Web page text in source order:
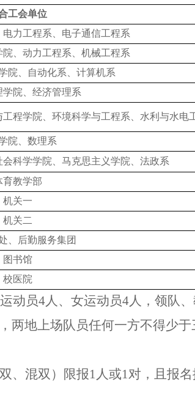
工会单位
力工程系、电子通信工程系
、动力工程系、机械工程系
院、自动化系、计算机系
学院、经济管理系
程学院、环境科学与工程系、水利与水电
院、数理系
科学学院、马克思主义学院、法政系
育教学部
机关一
机关二
、后勤服务集团
图书馆
校医院
动员4人、女运动员4人，领队
两地上场队员任何一方不得少于
、混双）限报1人或1对，且报名